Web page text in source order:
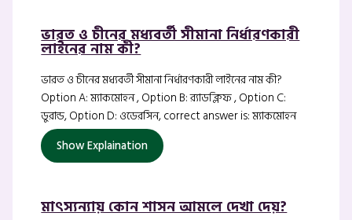
ভারত ও চীনের মধ্যবর্তী সীমানা নির্ধারণকারী
লাইনের নাম কী?
ভারত ও চীনের মধ্যবর্তী সীমানা নির্ধারণকারী লাইনের নাম কী?
Option A: ম্যাকমোহন , Option B: র‍্যাডক্লিফ , Option C:
ডুরান্ড, Option D: ওডেরসিন, correct answer is: ম্যাকমোহন
Show Explaination
মাৎস্যন্যায় কোন শাসন আমলে দেখা দেয়?